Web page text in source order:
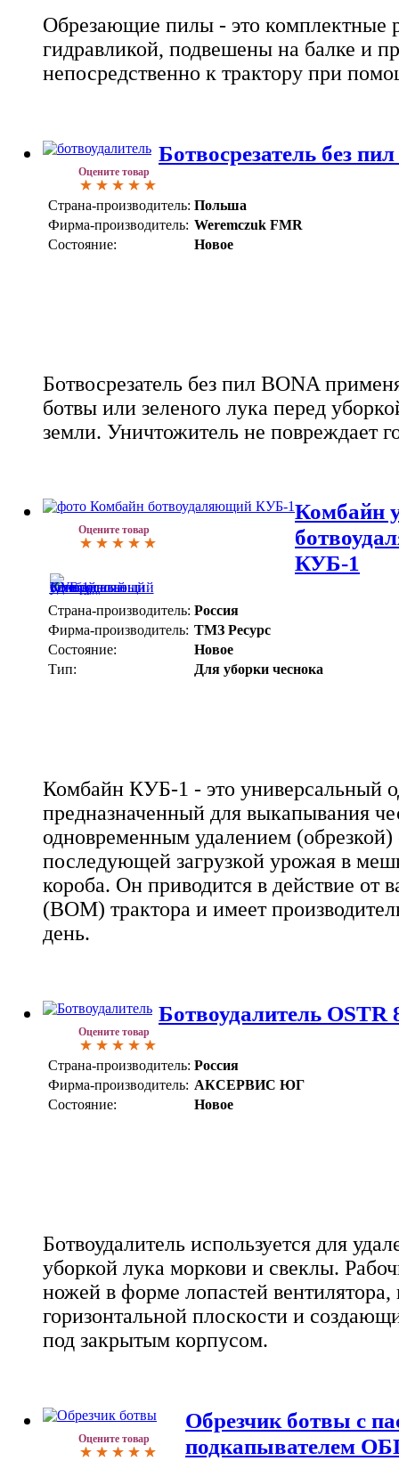
Обрезающие пилы - это комплектные
гидравликой, подвешены на балке и
непосредственно к трактору при
Оцените товар
Ботвосрезатель без
Страна-производитель: Польша
Фирма-производитель: Weremczuk FMR
Состояние:
Новое
Ботвосрезатель без пил BONA
ботвы или зеленого лука перед
земли. Уничтожитель не повреждает
Оцените товар
Комбайн
КУБ-1
Страна-производитель: Россия
Фирма-производитель: ТМЗ Ресурс
Состояние:
Новое
Тип:
Для уборки чеснока
Комбайн КУБ-1 - это универсальный
предназначенный для выкапывания
одновременным удалением (обрезкой)
последующей загрузкой урожая в
короба. Он приводится в действие от
(ВОМ) трактора и имеет
день.
Оцените товар
Ботвоудалитель OSTR
Страна-производитель: Россия
Фирма-производитель: АКСЕРВИС ЮГ
Состояние:
Новое
Ботвоудалитель используется для
уборкой лука моркови и свеклы.
ножей в форме лопастей
горизонтальной плоскости и
под закрытым корпусом.
Оцените товар
Обрезчик ботвы с
подкапывателем